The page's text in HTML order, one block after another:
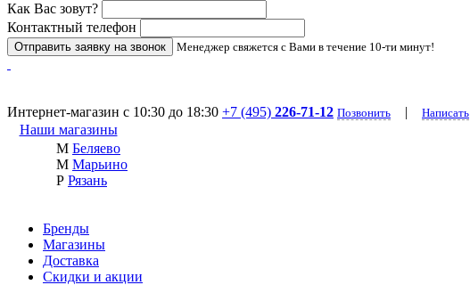
Как Вас зовут?
Контактный телефон
Менеджер свяжется с Вами в течение 10-ти минут!
Интернет-магазин с 10:30 до 18:30 +7 (495) 226-71-12 Позвонить | Написать
Наши магазины
М Беляево
М Марьино
Р Рязань
Бренды
Магазины
Доставка
Скидки и акции